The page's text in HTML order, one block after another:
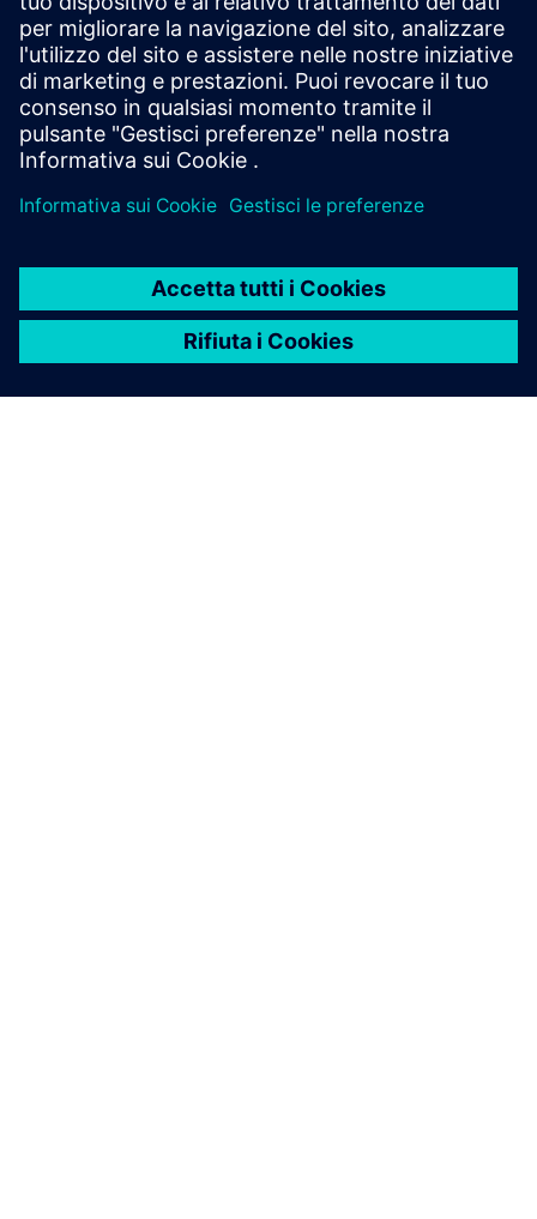
metriche di qualsiasi asset o sistema organizzativo.
Esegue analisi avanzate con Insights Hub Business
Intelligence.